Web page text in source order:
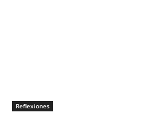
Reflexiones